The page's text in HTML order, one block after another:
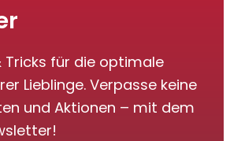
Tricks für die optimale
Lieblinge. Verpasse keine
und Aktionen – mit dem